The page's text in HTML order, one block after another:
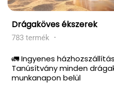
Kollekció:
Drágaköves ékszerek
783 termék ·
🚛 Ingyenes
Tanúsítvány minden
munkanapon belül